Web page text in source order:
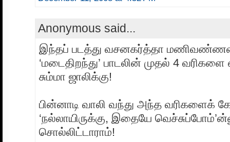
Anonymous said...
இந்தப் படத்து வசனகர்த்தா
‘மடைதிறந்து’ பாடலின் முதல் 4 வரிகளை
சும்மா ஜாலிக்கு!
பின்னாடி வாலி வந்து அந்த வரிகளைக்
‘நல்லாயிருக்கு, இதையே
சொல்லிட்டாராம்!